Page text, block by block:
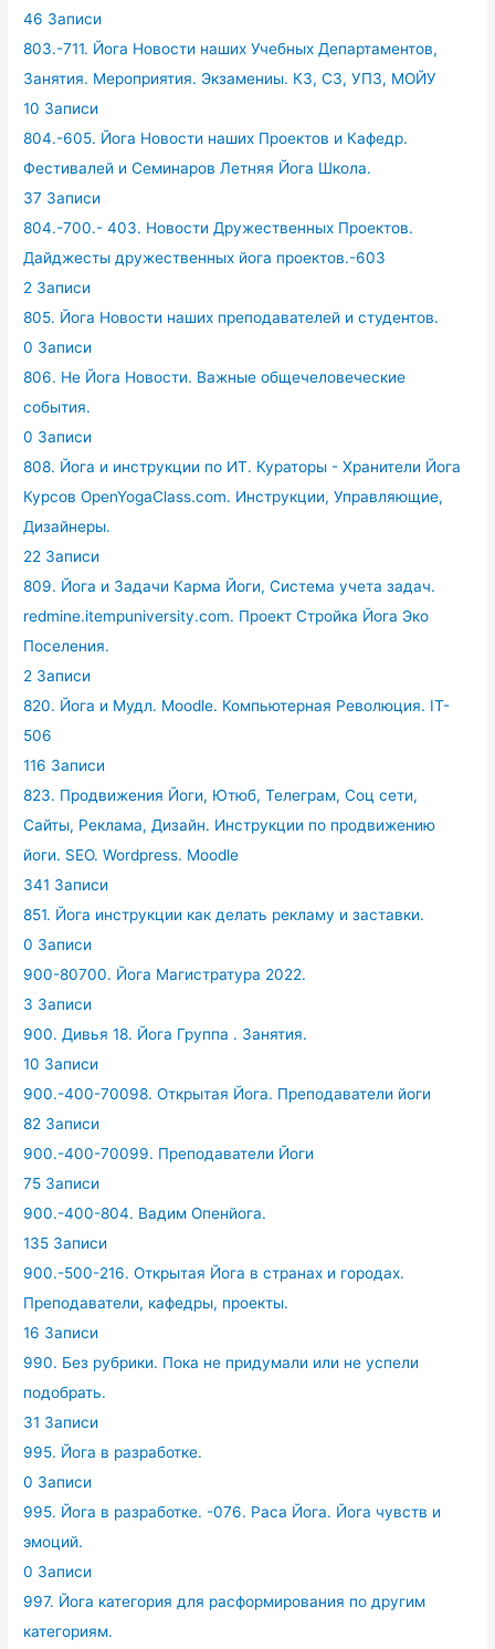
46 Записи
803.-711. Йога Новости наших Учебных Департаментов,
Занятия. Мероприятия. Экзамениы. КЗ, СЗ, УПЗ, МОЙУ
10 Записи
804.-605. Йога Новости наших Проектов и Кафедр.
Фестивалей и Семинаров Летняя Йога Школа.
37 Записи
804.-700.- 403. Новости Дружественных Проектов.
Дайджесты дружественных йога проектов.-603
2 Записи
805. Йога Новости наших преподавателей и студентов.
0 Записи
806. Не Йога Новости. Важные общечеловеческие
события.
0 Записи
808. Йога и инструкции по ИТ. Кураторы - Хранители Йога
Курсов OpenYogaClass.com. Инструкции, Управляющие,
Дизайнеры.
22 Записи
809. Йога и Задачи Карма Йоги, Система учета задач.
redmine.itempuniversity.com. Проект Стройка Йога Эко
Поселения.
2 Записи
820. Йога и Мудл. Moodle. Компьютерная Революция. IT-
506
116 Записи
823. Продвижения Йоги, Ютюб, Телеграм, Соц сети,
Сайты, Реклама, Дизайн. Инструкции по продвижению
йоги. SEO. Wordpress. Moodle
341 Записи
851. Йога инструкции как делать рекламу и заставки.
0 Записи
900-80700. Йога Магистратура 2022.
3 Записи
900. Дивья 18. Йога Группа . Занятия.
10 Записи
900.-400-70098. Открытая Йога. Преподаватели йоги
82 Записи
900.-400-70099. Преподаватели Йоги
75 Записи
900.-400-804. Вадим Опенйога.
135 Записи
900.-500-216. Открытая Йога в странах и городах.
Преподаватели, кафедры, проекты.
16 Записи
990. Без рубрики. Пока не придумали или не успели
подобрать.
31 Записи
995. Йога в разработке.
0 Записи
995. Йога в разработке. -076. Раса Йога. Йога чувств и
эмоций.
0 Записи
997. Йога категория для расформирования по другим
категориям.